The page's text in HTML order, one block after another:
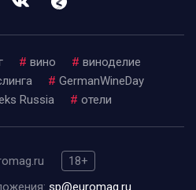
# вино # виноделие
# GermanWineDay
Russia # отели
18+
sp@euromag.ru